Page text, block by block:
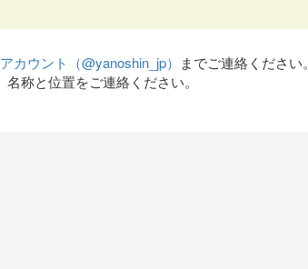
カウント（@yanoshin_jp） までご連絡ください。
称と位置をご連絡ください。